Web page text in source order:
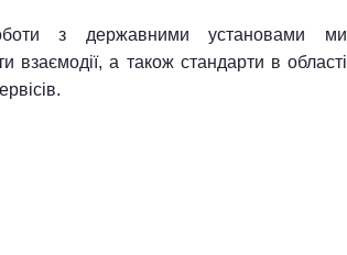
з державними установами ми
взаємодії, а також стандарти в області